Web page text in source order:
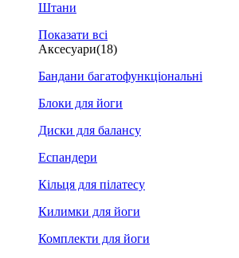
Штани
Показати всі
Аксесуари(18)
Бандани багатофункціональні
Блоки для йоги
Диски для балансу
Еспандери
Кільця для пілатесу
Килимки для йоги
Комплекти для йоги